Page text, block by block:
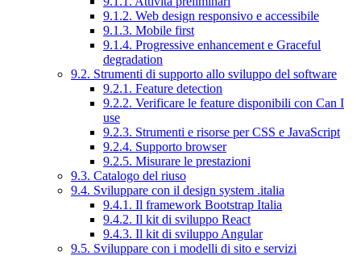
9.1.2. Web design responsivo e accessibile
9.1.3. Mobile first
9.1.4. Progressive enhancement e Graceful
degradation
9.2. Strumenti di supporto allo sviluppo del software
9.2.1. Feature detection
9.2.2. Verificare le feature disponibili con Can I
use
9.2.3. Strumenti e risorse per CSS e JavaScript
9.2.4. Supporto browser
9.2.5. Misurare le prestazioni
9.3. Catalogo del riuso
9.4. Sviluppare con il design system .italia
9.4.1. Il framework Bootstrap Italia
9.4.2. Il kit di sviluppo React
9.4.3. Il kit di sviluppo Angular
9.5. Sviluppare con i modelli di sito e servizi